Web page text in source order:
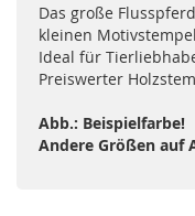
Das große
kleinen
Ideal für
Preiswerter
Abb.: Beispielfarbe!
Andere Größen auf